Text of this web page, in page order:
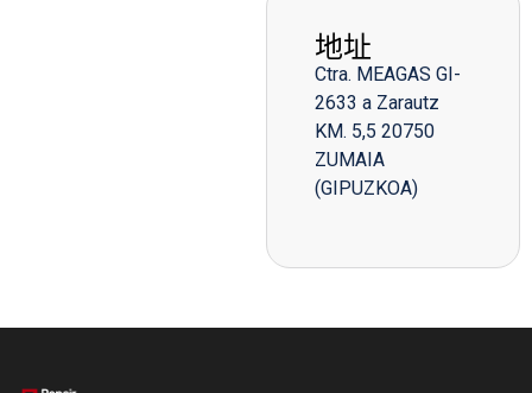
地址
Ctra. MEAGAS GI-
2633 a Zarautz
KM. 5,5 20750
ZUMAIA
(GIPUZKOA)